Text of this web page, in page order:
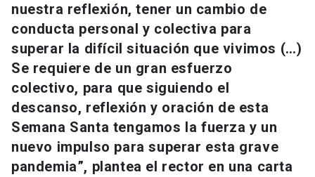
Información para keyboard_arrow_down
Futuros estudiantes
Estudiantes
Académicos
Personal
Go to english site
ACCESOS DIRECTOS
launch
Mi Cuenta UC launch
nuestra reflexión, tener un cambio de
conducta personal y colectiva para
superar la difícil situación que vivimos (…)
Se requiere de un gran esfuerzo
colectivo, para que siguiendo el
descanso, reflexión y oración de esta
Semana Santa tengamos la fuerza y un
nuevo impulso para superar esta grave
pandemia”, plantea el rector en una carta